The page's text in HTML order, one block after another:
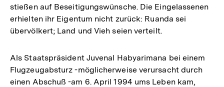
stießen auf Beseitigungswünsche. Die Eingelassenen
erhielten ihr Eigentum nicht zurück: Ruanda sei
übervölkert; Land und Vieh seien verteilt.
Als Staatspräsident Juvenal Habyarimana bei einem
Flugzeugabsturz -möglicherweise verursacht durch
einen Abschuß -am 6. April 1994 ums Leben kam,